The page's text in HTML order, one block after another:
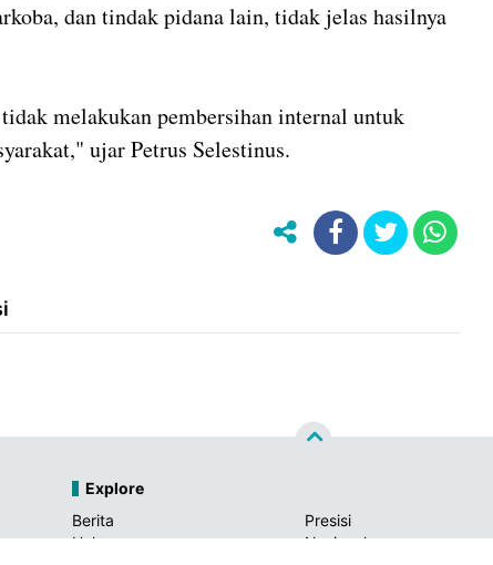
dan tindak pidana lain, tidak jelas hasilnya
melakukan pembersihan internal untuk
ujar Petrus Selestinus.
Explore
Berita
Presisi
Hukum
Nasional